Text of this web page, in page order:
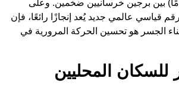
مترًا (9482 قدمًا) بين برجين خرسانيين ضخمين. وعلى
قياسي عالمي جديد يُعد إنجازًا رائعًا، فإن
الجسر هو تحسين الحركة المرورية في
للسكان المحليين